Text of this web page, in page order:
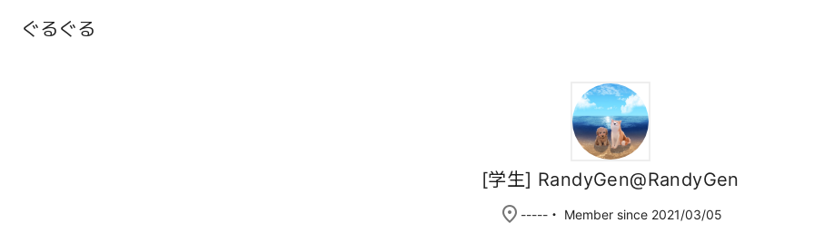
ぐるぐる
[学生] RandyGen@RandyGen
place ----- ・ Member since 2021/03/05